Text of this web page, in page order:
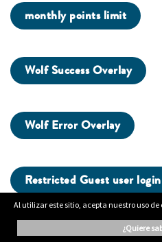
monthly points limit
Wolf Success Overlay
Wolf Error Overlay
Restricted Guest user
Al utilizar este sitio, acepta nuestro uso de
¿quiere